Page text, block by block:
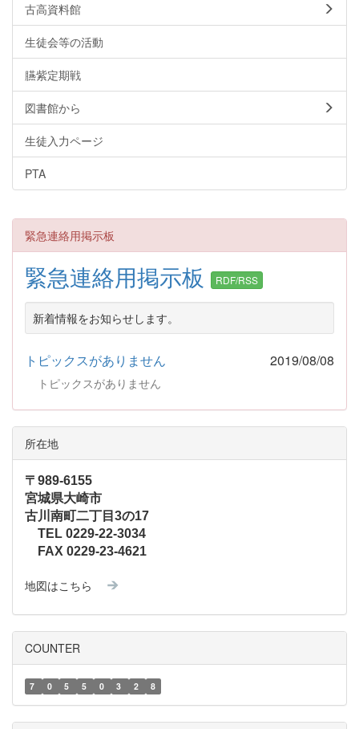
古高資料館
生徒会等の活動
臙紫定期戦
図書館から
生徒入力ページ
PTA
緊急連絡用掲示板
緊急連絡用掲示板 RDF/RSS
新着情報をお知らせします。
トピックスがありません 2019/08/08
トピックスがありません
所在地
〒989-6155
宮城県大崎市
古川南町二丁目3の17
TEL 0229-22-3034
FAX 0229-23-4621
地図はこちら
COUNTER
7 0 5 5 0 3 2 8